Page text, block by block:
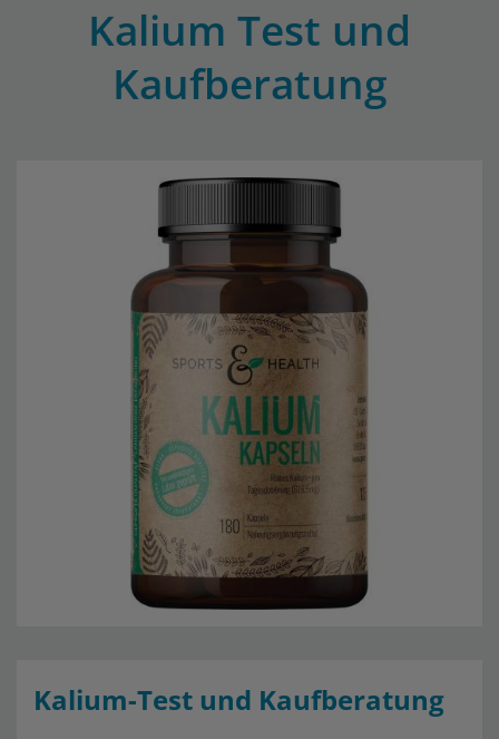
Kalium Test und
Kaufberatung
Kalium-Test und Kaufberatung